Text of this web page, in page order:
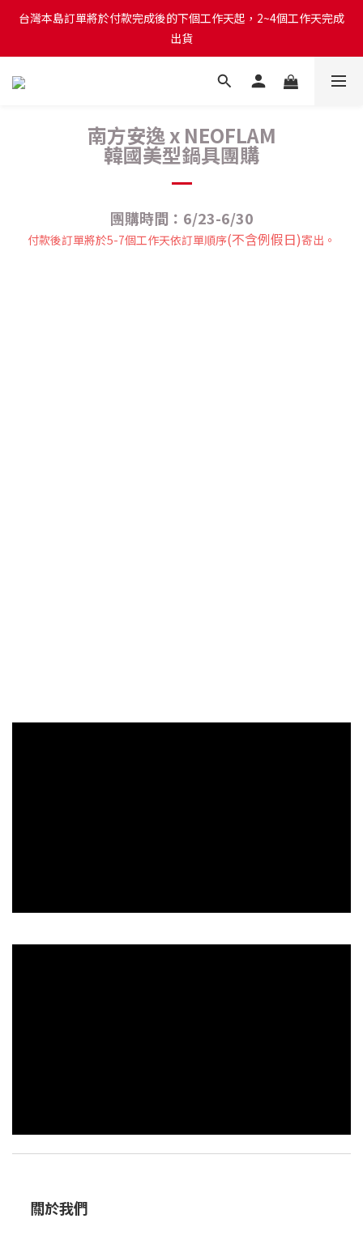
台灣本島訂單將於付款完成後的下個工作天起，2~4個工作天完成
出貨
台灣本島訂單將於付款完成後的下個工作天起，2~4個工作天完成
出貨
台灣本島消費滿$999免運費
台灣本島訂單將於付款完成後的下個工作天起，2~4個工作天完成
出貨
南方安逸 x NEOFLAM
韓國美型鍋具團購
團購時間：6/23-6/30
付款後訂單將於5-7個工作天依訂單順序(不含例假日)寄出。
關於我們